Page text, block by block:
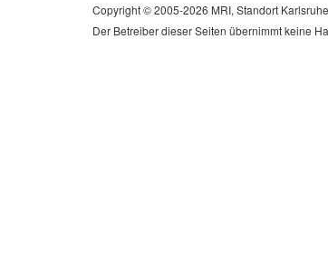
Copyright © 2005-2026 MRI, Standort
Der Betreiber dieser Seiten übernimmt keine